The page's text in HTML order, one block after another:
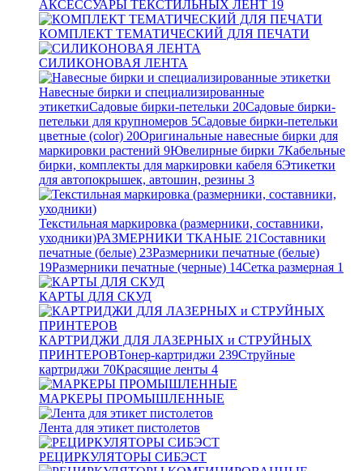
АКСЕССУАРЫ ТЕКСТИЛЬНЫХ ЛЕНТ 19
КОМПЛЕКТ ТЕМАТИЧЕСКИЙ ДЛЯ ПЕЧАТИ
СИЛИКОНОВАЯ ЛЕНТА
Навесные бирки и специализированные
этикеткиСадовые бирки-петельки 20Садовые бирки-
петельки для крупномеров 5Садовые бирки-петельки
цветные (color) 20Оригинальные навесные бирки для
маркировки растений 9Ювелирные бирки 7Кабельные
бирки, комплекты для маркировки кабеля 6Этикетки
для автопокрышек, автошин, резины 3
Текстильная маркировка (размерники, составники,
уходники)РАЗМЕРНИКИ ТКАНЫЕ 21Составники
печатные (белые) 23Размерники печатные (белые)
19Размерники печатные (черные) 14Сетка размерная 1
КАРТЫ ДЛЯ СКУД
КАРТРИДЖИ ДЛЯ ЛАЗЕРНЫХ и СТРУЙНЫХ
ПРИНТЕРОВТонер-картриджи 239Струйные
картриджи 70Красящие ленты 4
МАРКЕРЫ ПРОМЫШЛЕННЫЕ
Лента для этикет пистолетов
РЕЦИРКУЛЯТОРЫ СИБЭСТ